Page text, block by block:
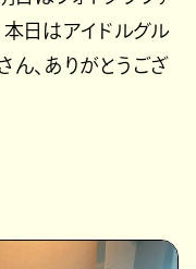
日はアイドルグル
ん、ありがとうござ